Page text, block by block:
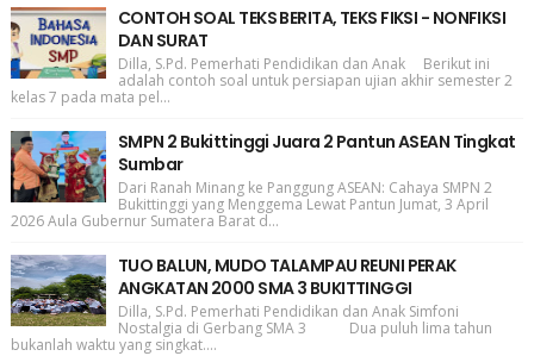
CONTOH SOAL TEKS BERITA, TEKS FIKSI - NONFIKSI
DAN SURAT
Dilla, S.Pd. Pemerhati Pendidikan dan Anak Berikut ini
adalah contoh soal untuk persiapan ujian akhir semester 2
kelas 7 pada mata pel...
SMPN 2 Bukittinggi Juara 2 Pantun ASEAN Tingkat
Sumbar
Dari Ranah Minang ke Panggung ASEAN: Cahaya SMPN 2
Bukittinggi yang Menggema Lewat Pantun Jumat, 3 April
2026 Aula Gubernur Sumatera Barat d...
TUO BALUN, MUDO TALAMPAU REUNI PERAK
ANGKATAN 2000 SMA 3 BUKITTINGGI
Dilla, S.Pd. Pemerhati Pendidikan dan Anak Simfoni
Nostalgia di Gerbang SMA 3 Dua puluh lima tahun
bukanlah waktu yang singkat....